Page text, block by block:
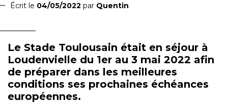
Écrit le 04/05/2022 par Quentin
Le Stade Toulousain était en séjour à
Loudenvielle du 1er au 3 mai 2022 afin
de préparer dans les meilleures
conditions ses prochaines échéances
européennes.